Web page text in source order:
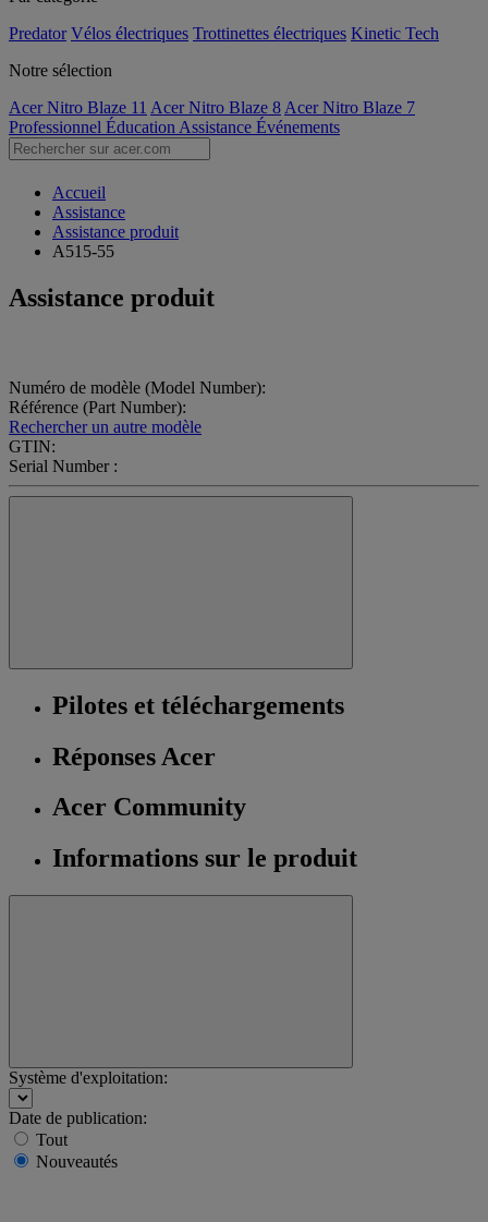
Predator Vélos électriques Trottinettes électriques Kinetic Tech
Notre sélection
Acer Nitro Blaze 11 Acer Nitro Blaze 8 Acer Nitro Blaze 7
Professionnel Éducation Assistance Événements
Accueil
Assistance
Assistance produit
A515-55
Assistance produit
Numéro de modèle (Model Number):
Référence (Part Number):
Rechercher un autre modèle
GTIN:
Serial Number :
Pilotes et téléchargements
Réponses Acer
Acer Community
Informations sur le produit
Système d'exploitation:
Date de publication:
Tout
Nouveautés